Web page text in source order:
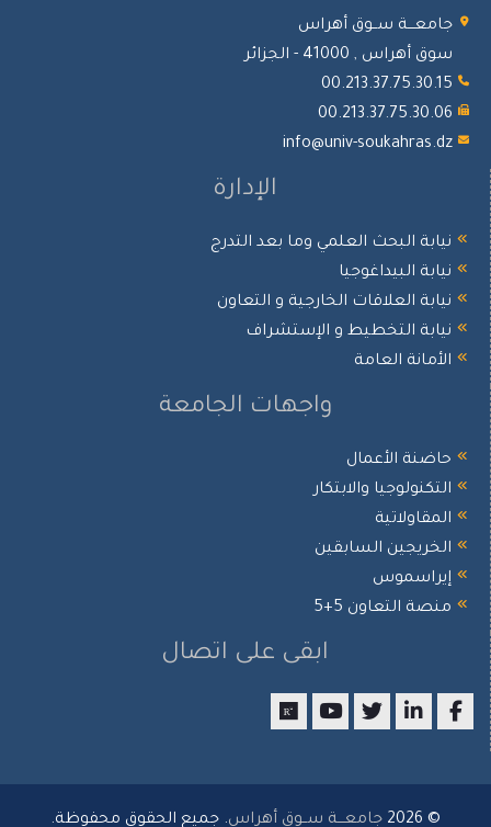
ســوق أهراس
أهراس , 41000 - الجزائر
info@univ-
الإدارة
البحث العلمي وما بعد التدرج
البيداغوجيا
العلاقات الخارجية و التعاون
التخطيط و الإستشراف
العامة
واجهات الجامعة
الأعمال
والابتكار
السابقين
التعاون 5+5
ابقى على اتصال
جامعـــة ســوق أهراس . جميع الحقوق محفوظة.